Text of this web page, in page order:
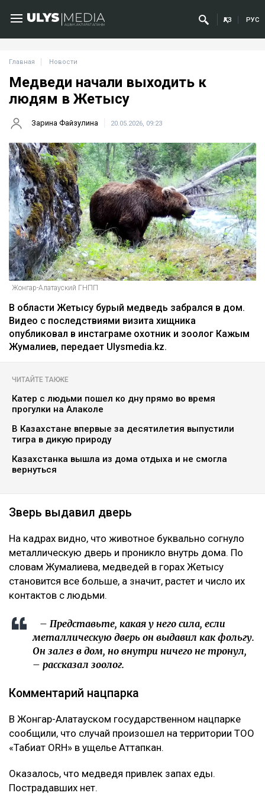
ҚАЗ РУС
Главная Новости
Медведи начали выходить к
людям в Жетысу
Зарина Файзулина 20.05.2026, 09:23
Жонгар-Алатауский ГНПП
В области Жетысу бурый медведь забрался в дом.
Видео с последствиями визита хищника
опубликовал в инстаграме охотник и зоолог Кажым
Жумалиев, передает Ulysmedia.kz.
ЧИТАЙТЕ ТАКЖЕ
Катер с людьми пошел ко дну прямо во время
прогулки на Алаколе
В Казахстане впервые за десятилетия выпустили
тигра в дикую природу
Казахстанка вышла из дома отдыха и не смогла
вернуться
Зверь выдавил дверь
На кадрах видно, что животное буквально согнуло
металлическую дверь и проникло внутрь дома. По
словам Жумалиева, медведей в горах Жетысу
становится все больше, а значит, растет и число их
контактов с людьми.
– Представьте, какая у него сила, если
металлическую дверь он выдавил как фольгу.
Он залез в дом, но внутри ничего не тронул,
– рассказал зоолог.
Комментарий нацпарка
В Жонгар-Алатауском государственном нацпарке
сообщили, что случай произошел на территории ТОО
«Табиғат ORH» в ущелье Аттапкан.
Оказалось, что медведя привлек запах еды.
Пострадавших нет.